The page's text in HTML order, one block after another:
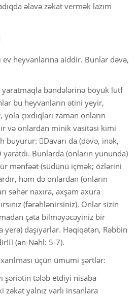
əlavə zəkat vermək lazım
ev heyvanlarına aiddir. Bunlar dəvə,
yaratmaqla bəndələrinə böyük lütf
bu heyvanların ətini yeyir,
çıxdıqları zaman onların
və onlardan minik vasitəsi kimi
buyurur: Davarı da (dəvə, inək,
Bunlarda (onların yununda)
mənfəət (südünü içmək; özlərini
həm də onlardan (onların
səhər naxıra, axşam axura
(fərəhlənirsiniz). Onlar sizin
çata bilməyəcəyiniz bir
yerə) daşıyarlar. Həqiqətən, Rəbbin
(ən-Nəhl: 5-7).
üçün ümumi şərtlər:
şəriətin tələb etdiyi nisaba
zəkat yalnız varlı insanlara